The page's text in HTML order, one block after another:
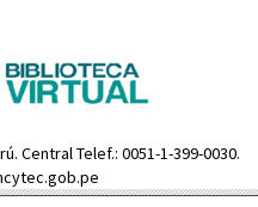
Central Telef.: 0051-1-399-0030.